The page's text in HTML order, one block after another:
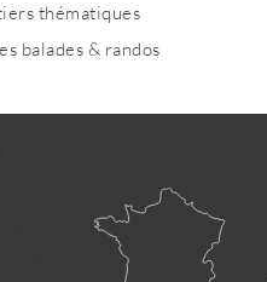
thématiques
balades & randos